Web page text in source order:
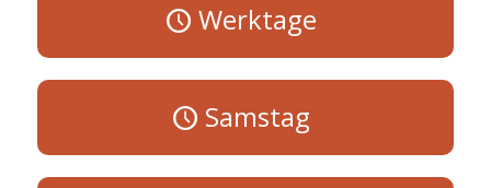
Werktage
Samstag